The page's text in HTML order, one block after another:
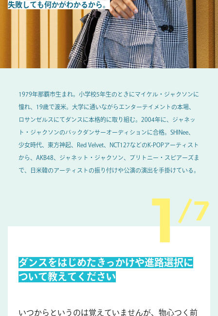
失敗しても何かがわかるから。
1979年那覇市生まれ。小学校5年生のときにマイケル・ジャクソンに
憧れ、19歳で渡米。大学に通いながらエンターテイメントの本場、
ロサンゼルスにてダンスに本格的に取り組む。2004年に、ジャネッ
ト・ジャクソンのバックダンサーオーディションに合格。SHINee、
少女時代、東方神起、Red Velvet、NCT127などのK-POPアーティスト
から、AKB48、ジャネット・ジャクソン、ブリトニー・スピアーズま
で、日米韓のアーティストの振り付けや公演の演出を手掛けている。
7
ダンスをはじめたきっかけや進路選択に
ついて教えてください
いつからというのは覚えていませんが、物心つく前